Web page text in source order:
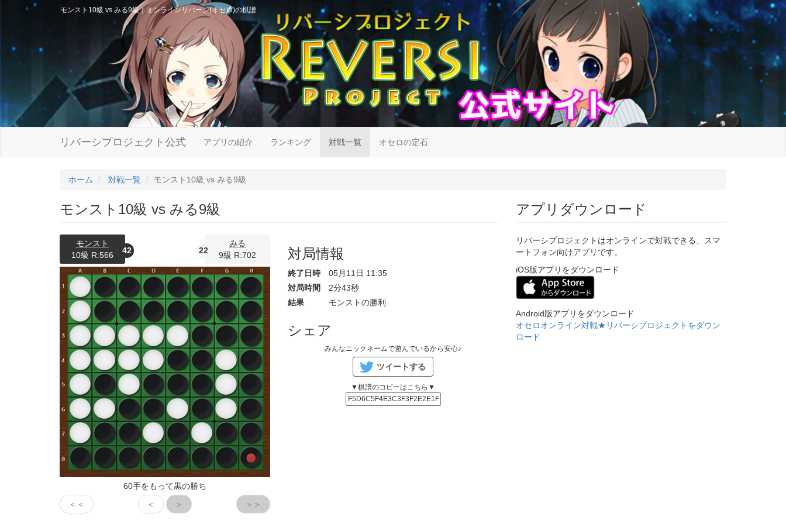
モンスト10級 vs みる9級｜オンラインリバーシ(オセロ)の棋譜
リバーシプロジェクト公式 アプリの紹介 ランキング 対戦一覧 オセロの定石
ホーム 対戦一覧 モンスト10級 vs みる9級
モンスト10級 vs みる9級
モンスト
10級 R:566
42
みる
9級 R:702
22
60手をもって黒の勝ち
＜＜
＜ ＞ ＞＞
対局情報
終了日時
05月11日 11:35
対局時間
2分43秒
結果
モンストの勝利
シェア
みんなニックネームで遊んでいるから安心♪
ツイートする
▼棋譜のコピーはこちら▼
アプリダウンロード
リバーシプロジェクトはオンラインで対戦できる、スマ
ートフォン向けアプリです。
iOS版アプリをダウンロード
Android版アプリをダウンロード
オセロオンライン対戦★リバーシプロジェクトをダウン
ロード